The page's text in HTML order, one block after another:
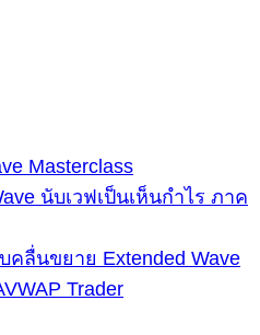
Masterclass
นับเวฟเป็นเห็นกำไร ภาค
ลื่นขยาย Extended Wave
Trader